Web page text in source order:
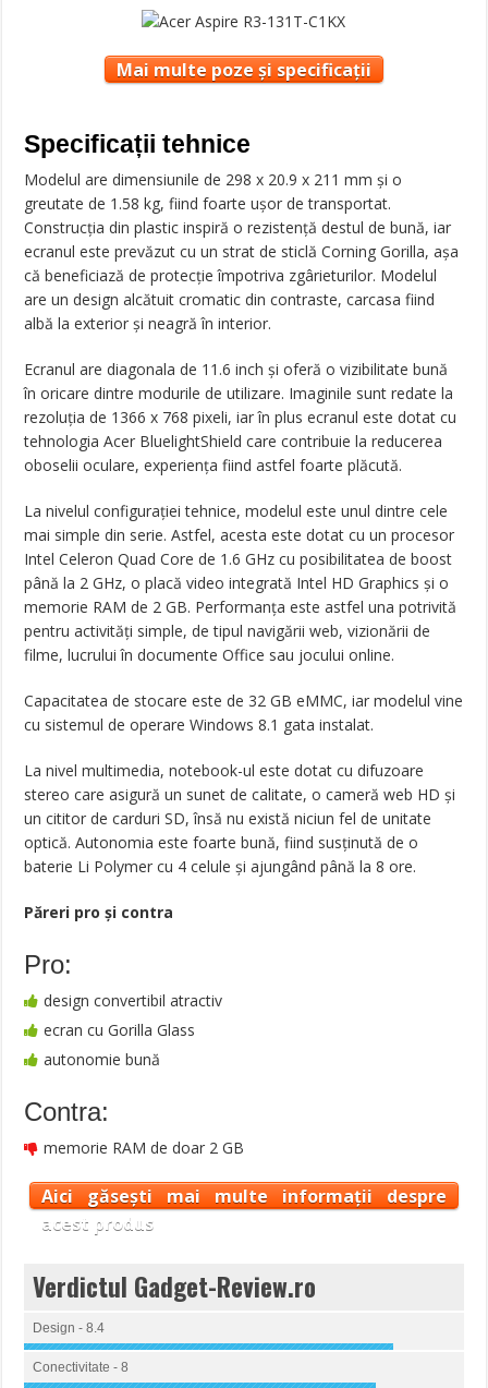
Mai multe poze și specificații
Specificații tehnice
Modelul are dimensiunile de 298 x 20.9 x 211 mm și o
greutate de 1.58 kg, fiind foarte ușor de transportat.
Construcția din plastic inspiră o rezistență destul de bună, iar
ecranul este prevăzut cu un strat de sticlă Corning Gorilla, așa
că beneficiază de protecție împotriva zgârieturilor. Modelul
are un design alcătuit cromatic din contraste, carcasa fiind
albă la exterior și neagră în interior.
Ecranul are diagonala de 11.6 inch și oferă o vizibilitate bună
în oricare dintre modurile de utilizare. Imaginile sunt redate la
rezoluția de 1366 x 768 pixeli, iar în plus ecranul este dotat cu
tehnologia Acer BluelightShield care contribuie la reducerea
oboselii oculare, experiența fiind astfel foarte plăcută.
La nivelul configurației tehnice, modelul este unul dintre cele
mai simple din serie. Astfel, acesta este dotat cu un procesor
Intel Celeron Quad Core de 1.6 GHz cu posibilitatea de boost
până la 2 GHz, o placă video integrată Intel HD Graphics și o
memorie RAM de 2 GB. Performanța este astfel una potrivită
pentru activități simple, de tipul navigării web, vizionării de
filme, lucrului în documente Office sau jocului online.
Capacitatea de stocare este de 32 GB eMMC, iar modelul vine
cu sistemul de operare Windows 8.1 gata instalat.
La nivel multimedia, notebook-ul este dotat cu difuzoare
stereo care asigură un sunet de calitate, o cameră web HD și
un cititor de carduri SD, însă nu există niciun fel de unitate
optică. Autonomia este foarte bună, fiind susținută de o
baterie Li Polymer cu 4 celule și ajungând până la 8 ore.
Păreri pro şi contra
Pro:
design convertibil atractiv
ecran cu Gorilla Glass
autonomie bună
Contra:
memorie RAM de doar 2 GB
Aici găsești mai multe informații despre
acest produs
Verdictul Gadget-Review.ro
Design - 8.4
Conectivitate - 8